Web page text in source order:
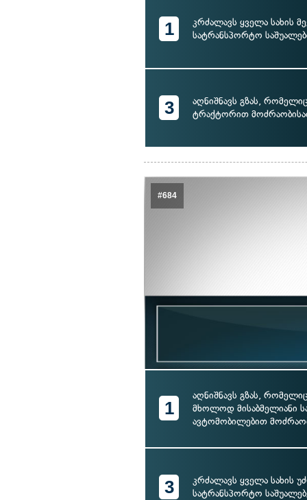
1
კრძალავს ყველა სახის
სატრანსპორტო
3
აღნიშნავს გზას,
ტრაქტორით
#684
1
აღნიშნავს გზას,
მხოლოდ მისაბმელიანი
ავტომობილებით
3
კრძალავს ყველა სახის
სატრანსპორტო